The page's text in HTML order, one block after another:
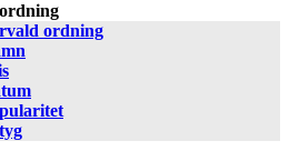
ordning